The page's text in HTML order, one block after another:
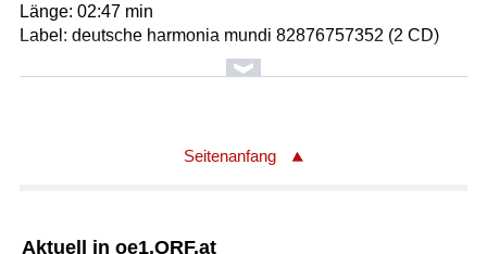
Länge: 02:47 min
Label: deutsche harmonia mundi 82876757352 (2 CD)
Komponist/Komponistin: Antonio Vivaldi 1678 - 1741
Solist/Solistin: Liana Mosca
Seitenanfang
Aktuell in oe1.ORF.at